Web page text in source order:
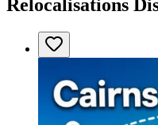
Relocalisations